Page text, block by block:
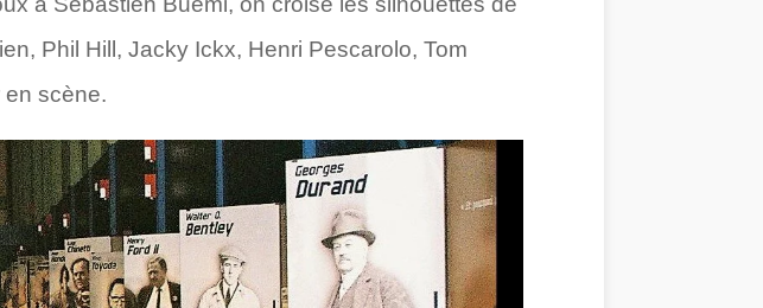
Phil Hill, Jacky Ickx, Henri Pescarolo, Tom
scène.